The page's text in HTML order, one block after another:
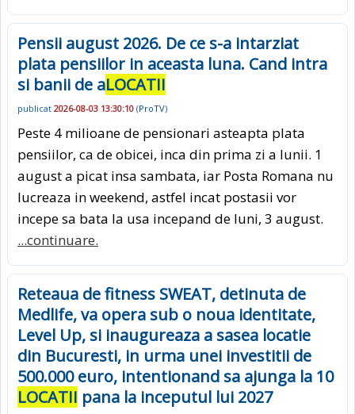
Pensii august 2026. De ce s-a intarziat
plata pensiilor in aceasta luna. Cand intra
si banii de aLOCATII
publicat 2026-08-03 13:30:10 (ProTV)
Peste 4 milioane de pensionari asteapta plata
pensiilor, ca de obicei, inca din prima zi a lunii. 1
august a picat insa sambata, iar Posta Romana nu
lucreaza in weekend, astfel incat postasii vor
incepe sa bata la usa incepand de luni, 3 august.
...continuare.
Reteaua de fitness SWEAT, detinuta de
Medlife, va opera sub o noua identitate,
Level Up, si inaugureaza a sasea locatie
din Bucuresti, in urma unei investitii de
500.000 euro, intentionand sa ajunga la 10
LOCATII pana la inceputul lui 2027